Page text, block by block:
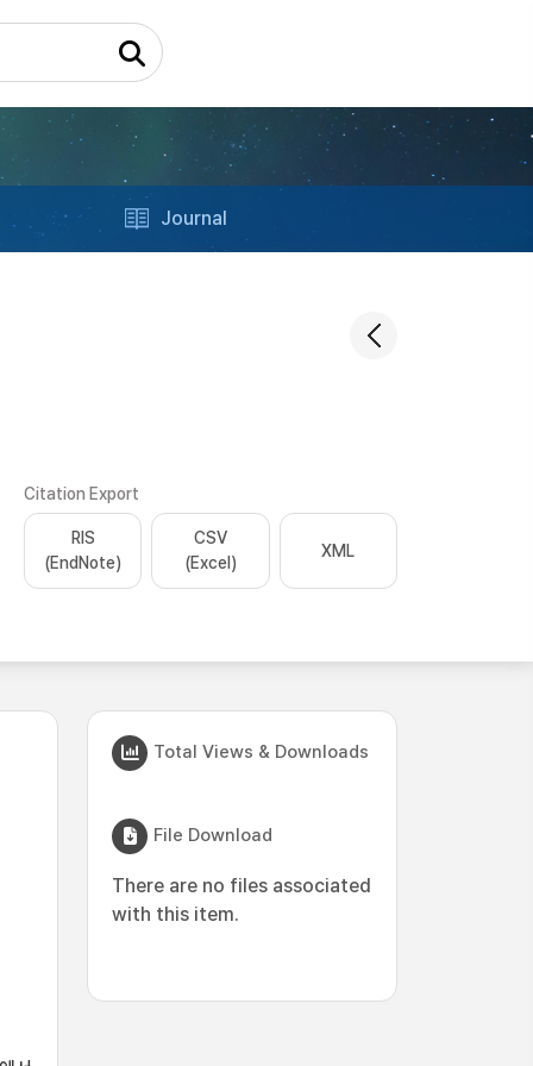
Journal
Citation Export
RIS
(EndNote)
CSV
(Excel)
XML
Total Views & Downloads
File Download
There are no files associated
with this item.